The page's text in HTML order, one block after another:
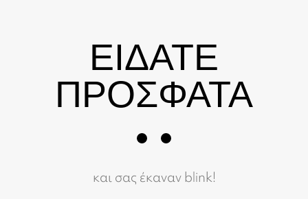
ΕΙΔΑΤΕ
ΠΡΟΣΦΑΤΑ
και σας έκαναν blink!